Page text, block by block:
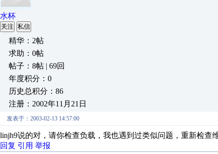
水杯
关注 私信
精华：2帖
求助：0帖
帖子：8帖 | 69回
年度积分：0
历史总积分：86
注册：2002年11月21日
发表于：2003-02-13 14:57:00
linjh9说的对，请你检查负载，我也遇到过类似问题，重新检查
回复 引用 举报